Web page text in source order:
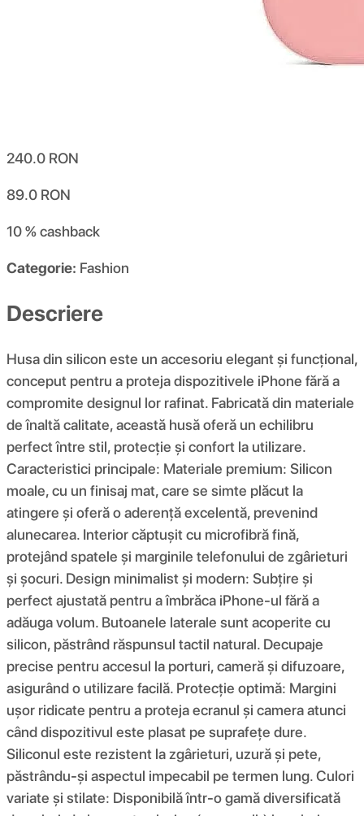
240.0 RON
89.0 RON
10 %cashback
Categorie: Fashion
Descriere
Husa din silicon este un accesoriu elegant și funcțional,
conceput pentru a proteja dispozitivele iPhone fără a
compromite designul lor rafinat. Fabricată din materiale
de înaltă calitate, această husă oferă un echilibru
perfect între stil, protecție și confort la utilizare.
Caracteristici principale: Materiale premium: Silicon
moale, cu un finisaj mat, care se simte plăcut la
atingere și oferă o aderență excelentă, prevenind
alunecarea. Interior căptușit cu microfibră fină,
protejând spatele și marginile telefonului de zgârieturi
și șocuri. Design minimalist și modern: Subțire și
perfect ajustată pentru a îmbrăca iPhone-ul fără a
adăuga volum. Butoanele laterale sunt acoperite cu
silicon, păstrând răspunsul tactil natural. Decupaje
precise pentru accesul la porturi, cameră și difuzoare,
asigurând o utilizare facilă. Protecție optimă: Margini
ușor ridicate pentru a proteja ecranul și camera atunci
când dispozitivul este plasat pe suprafețe dure.
Siliconul este rezistent la zgârieturi, uzură și pete,
păstrându-și aspectul impecabil pe termen lung. Culori
variate și stilate: Disponibilă într-o gamă diversificată